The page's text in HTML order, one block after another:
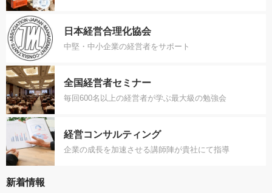
日本経営合理化協会
中堅・中小企業の経営者をサポート
全国経営者セミナー
毎回600名以上の経営者が学ぶ最大級の勉強会
経営コンサルティング
企業の成長を加速させる講師陣が貴社にて指導
新着情報